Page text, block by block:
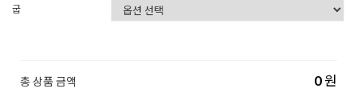
굽
총 상품 금액 0원